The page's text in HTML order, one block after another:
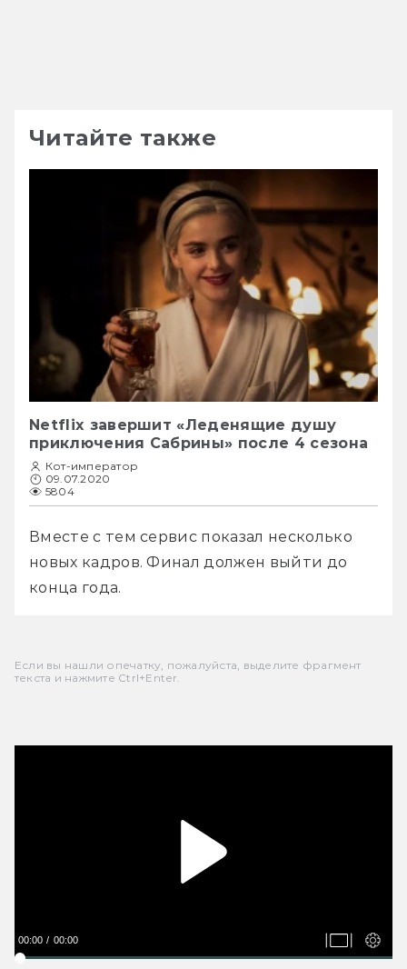
Читайте также
Netflix завершит «Леденящие душу
приключения Сабрины» после 4 сезона
Кот-император
09.07.2020
5804
Вместе с тем сервис показал несколько
новых кадров. Финал должен выйти до
конца года.
Если вы нашли опечатку, пожалуйста, выделите фрагмент
текста и нажмите Ctrl+Enter.
00:00 00:00